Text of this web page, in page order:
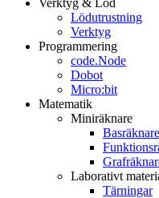
Lödutrustning
Verktyg
Programmering
code.Node
Dobot
Micro:bit
Matematik
Miniräknare
Basräknare
Laborativt
Tärningar